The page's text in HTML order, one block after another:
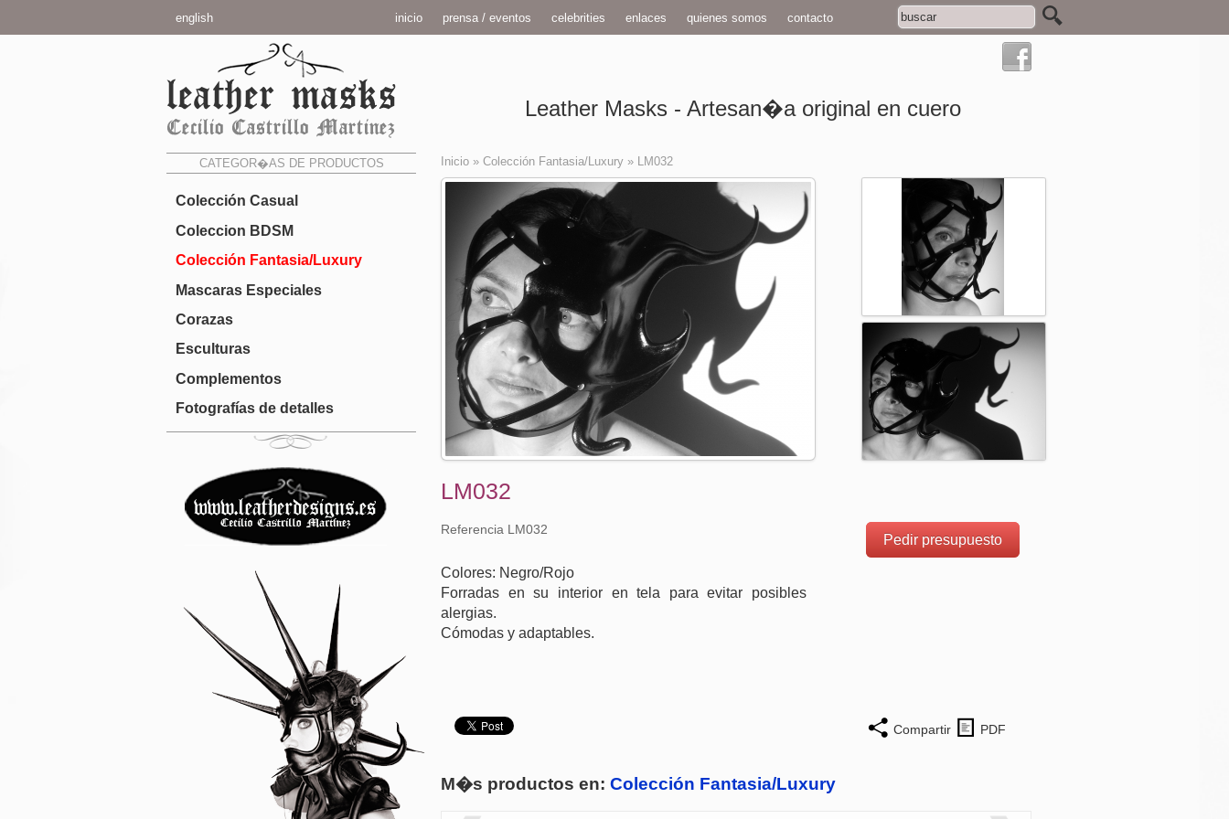
english inicio prensa / eventos celebrities enlaces quienes somos contacto
Leather Masks - Artesan�a original en cuero
CATEGOR�AS DE PRODUCTOS
Colección Casual
Coleccion BDSM
Colección Fantasia/Luxury
Mascaras Especiales
Corazas
Esculturas
Complementos
Fotografías de detalles
Inicio » Colección Fantasia/Luxury » LM032
LM032
Referencia LM032
Colores: Negro/Rojo
Forradas en su interior en tela para evitar posibles
alergias.
Cómodas y adaptables.
Pedir presupuesto
Compartir PDF
M�s productos en: Colección Fantasia/Luxury